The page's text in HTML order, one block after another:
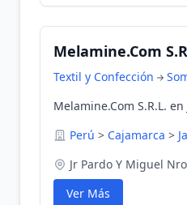
Melamine.Com
Textil y Confección
Melamine.Com S.R.L.
Perú > Cajamarca >
Jr Pardo Y Miguel
Ver Más